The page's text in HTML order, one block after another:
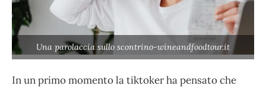
Una parolaccia sullo scontrino-wineandfoodtour.it
In un primo momento la tiktoker ha pensato che